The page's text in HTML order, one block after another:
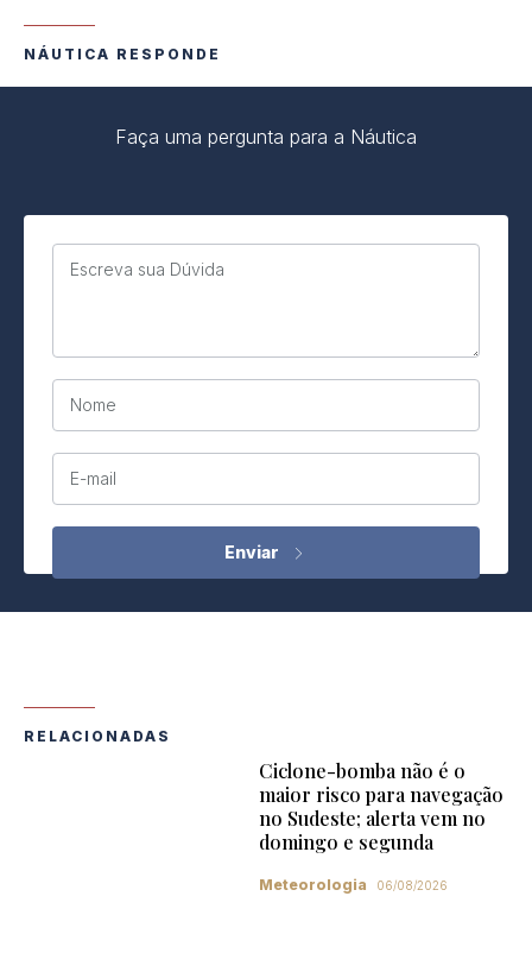
NÁUTICA RESPONDE
Faça uma pergunta para a Náutica
Escreva sua Dúvida
Nome
E-mail
RELACIONADAS
Ciclone-bomba não é o
maior risco para navegação
no Sudeste; alerta vem no
domingo e segunda
Meteorologia 06/08/2026